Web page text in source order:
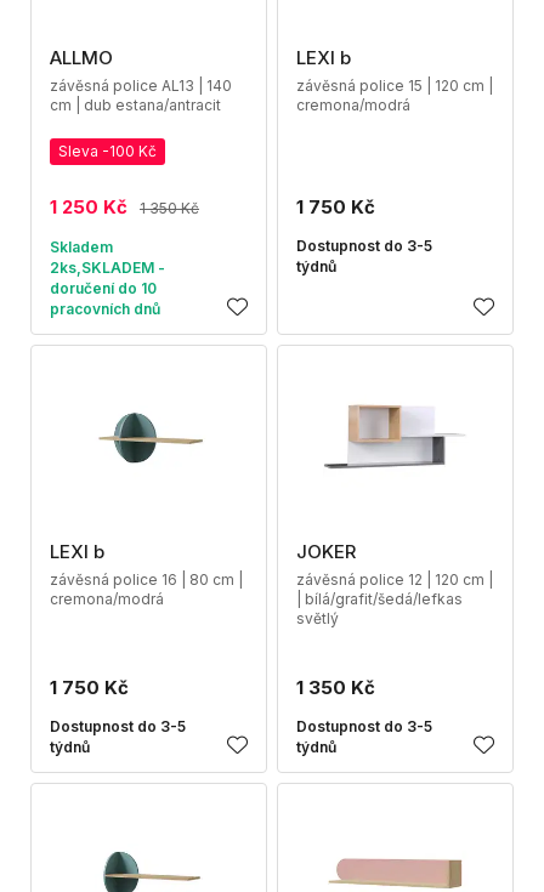
ALLMO
závěsná police AL13 | 140
cm | dub estana/antracit
Sleva -100 Kč
1 250 Kč 1 350 Kč
Skladem
2ks,SKLADEM -
doručení do 10
pracovních dnů
LEXI b
závěsná police 15 | 120 cm |
cremona/modrá
1 750 Kč
Dostupnost do 3-5
týdnů
LEXI b
závěsná police 16 | 80 cm |
cremona/modrá
1 750 Kč
Dostupnost do 3-5
týdnů
JOKER
závěsná police 12 | 120 cm |
| bílá/grafit/šedá/lefkas
světlý
1 350 Kč
Dostupnost do 3-5
týdnů